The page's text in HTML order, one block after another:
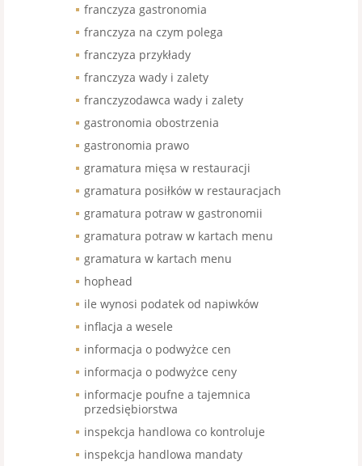
franczyza gastronomia
franczyza na czym polega
franczyza przykłady
franczyza wady i zalety
franczyzodawca wady i zalety
gastronomia obostrzenia
gastronomia prawo
gramatura mięsa w restauracji
gramatura posiłków w restauracjach
gramatura potraw w gastronomii
gramatura potraw w kartach menu
gramatura w kartach menu
hophead
ile wynosi podatek od napiwków
inflacja a wesele
informacja o podwyżce cen
informacja o podwyżce ceny
informacje poufne a tajemnica
przedsiębiorstwa
inspekcja handlowa co kontroluje
inspekcja handlowa mandaty